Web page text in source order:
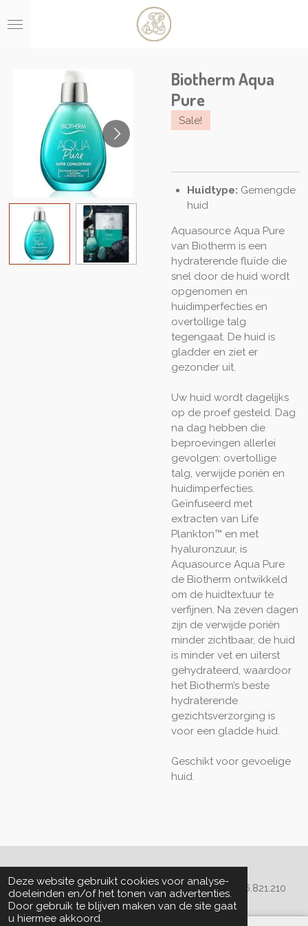
Deze website gebruikt cookies voor analyse-
doeleinden en/of het tonen van advertenties.
Door gebruik te blijven maken van de site gaat
u hiermee akkoord.
direct
Biotherm Aqua
Pure
Sale!
Huidtype: Gemengde
huid
Aquasource Aqua Pure
van Biotherm is een
hydraterende fluïde die
snel door de huid wordt
opgenomen en
huidimperfecties en
overtollige talg
tegengaat. De huid is
gladder en ziet er
gezonder uit.
Uw huid wordt dagelijks
op de proef gesteld. Dag
na dag hebben die
beproevingen allerlei
gevolgen: overtollige
talg, verwijde poriën en
huidimperfecties.
Geïnfuseerd met
extracten van Life
Plankton™ en met
hyaluronzuur, is
Aquasource Aqua Pure
de Biotherm ontwikkeld
om de huidtextuur te
verfijnen. Na zeven dagen
zijn de verwijde poriën
minder zichtbaar, de huid
is minder vet en uiterst
gehydrateerd, waardoor
het Biotherm’s beste
hydraterende
gezichtsverzorging is
voor een gladde huid.
Geschikt voor gevoelige
huid.
© 2020 - 2022 La Perla Skin & Beauty - BTW: BE
0466.821.210